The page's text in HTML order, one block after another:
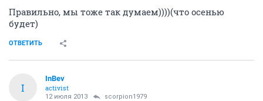
Правильно, мы тоже так думаем))))(что осенью
будет)
ОТВЕТИТЬ
I
InBev
activist
12 июля 2013 scorpion1979